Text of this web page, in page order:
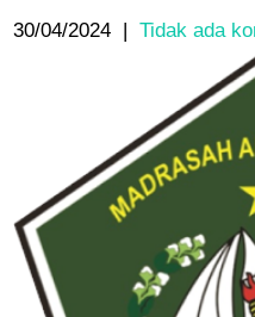
30/04/2024 |Tidak ada